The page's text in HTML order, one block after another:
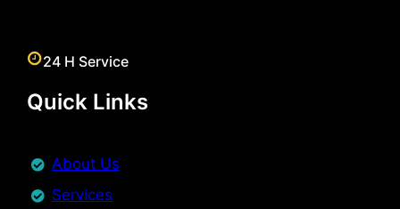
24 H Service
Quick Links
About Us
Services